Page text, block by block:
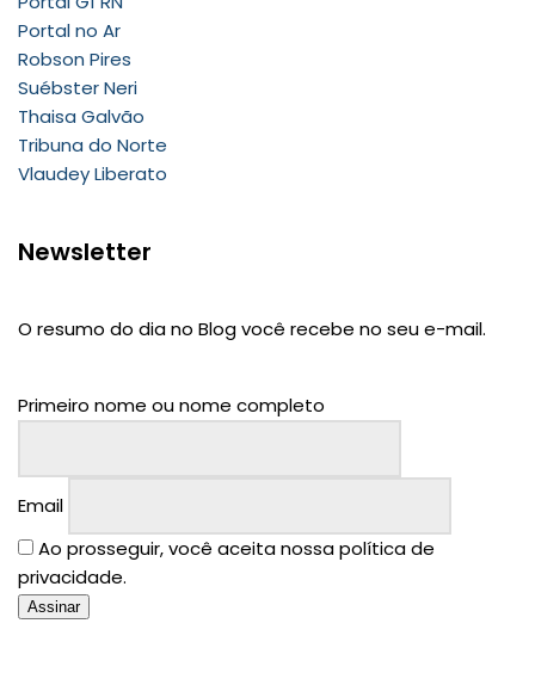
Portal no Ar
Robson Pires
Suébster Neri
Thaisa Galvão
Tribuna do Norte
Vlaudey Liberato
Newsletter
O resumo do dia no Blog você recebe no seu e-mail.
Primeiro nome ou nome completo
Email
Ao prosseguir, você aceita nossa política de
privacidade.